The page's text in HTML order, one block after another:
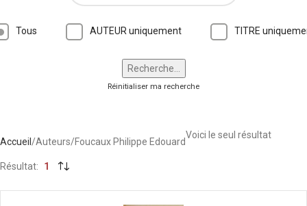
Tous AUTEUR uniquement TITRE
Réinitialiser ma recherche
Accueil Auteurs Foucaux Philippe Edouard
Voici le seul résultat
Résultat 1